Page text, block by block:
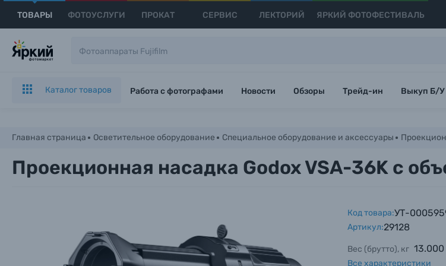
ТОВАРЫ ФОТОУСЛУГИ ПРОКАТ СЕРВИС ЛЕКТОРИЙ ЯРКИЙ ФОТОФЕСТИВАЛЬ
Каталог товаров Работа с фотографами Новости Обзоры Трейд-ин Выкуп Б/У
Главная страница Осветительное оборудование Специальное оборудование и аксессуары
Проекционная насадка Godox VSA-36K с
Код товара:УТ-
Артикул:29128
Вес (брутто), кг 13.000
Все характеристики